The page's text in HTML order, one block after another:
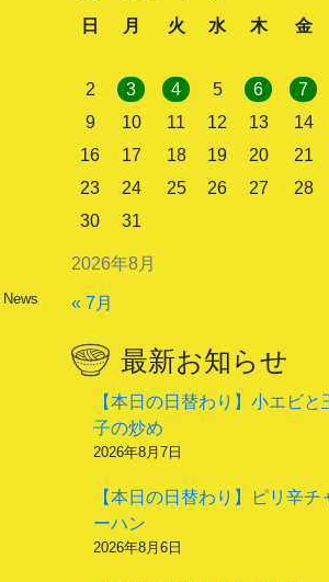
News
2026年8月
日 月 火 水 木 金
2
3 4 5 6 7
9
10 11 12 13 14
16
17 18 19 20 21
23
24 25 26 27 28
30
31
« 7月
最新お知らせ
【本日の日替わり】小エビと
子の炒め
2026年8月7日
【本日の日替わり】ピリ辛チ
ーハン
2026年8月6日